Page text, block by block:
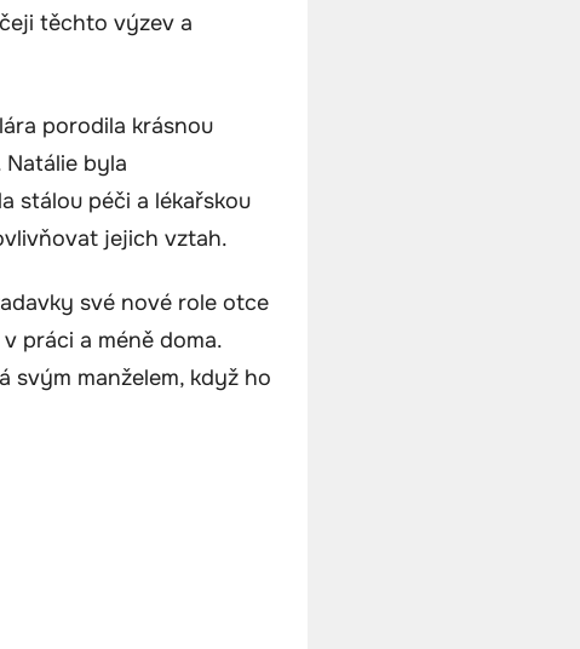
těchto výzev a
porodila krásnou
byla
stálou péči a lékařskou
jejich vztah.
své nové role otce
práci a méně doma.
svým manželem, když ho